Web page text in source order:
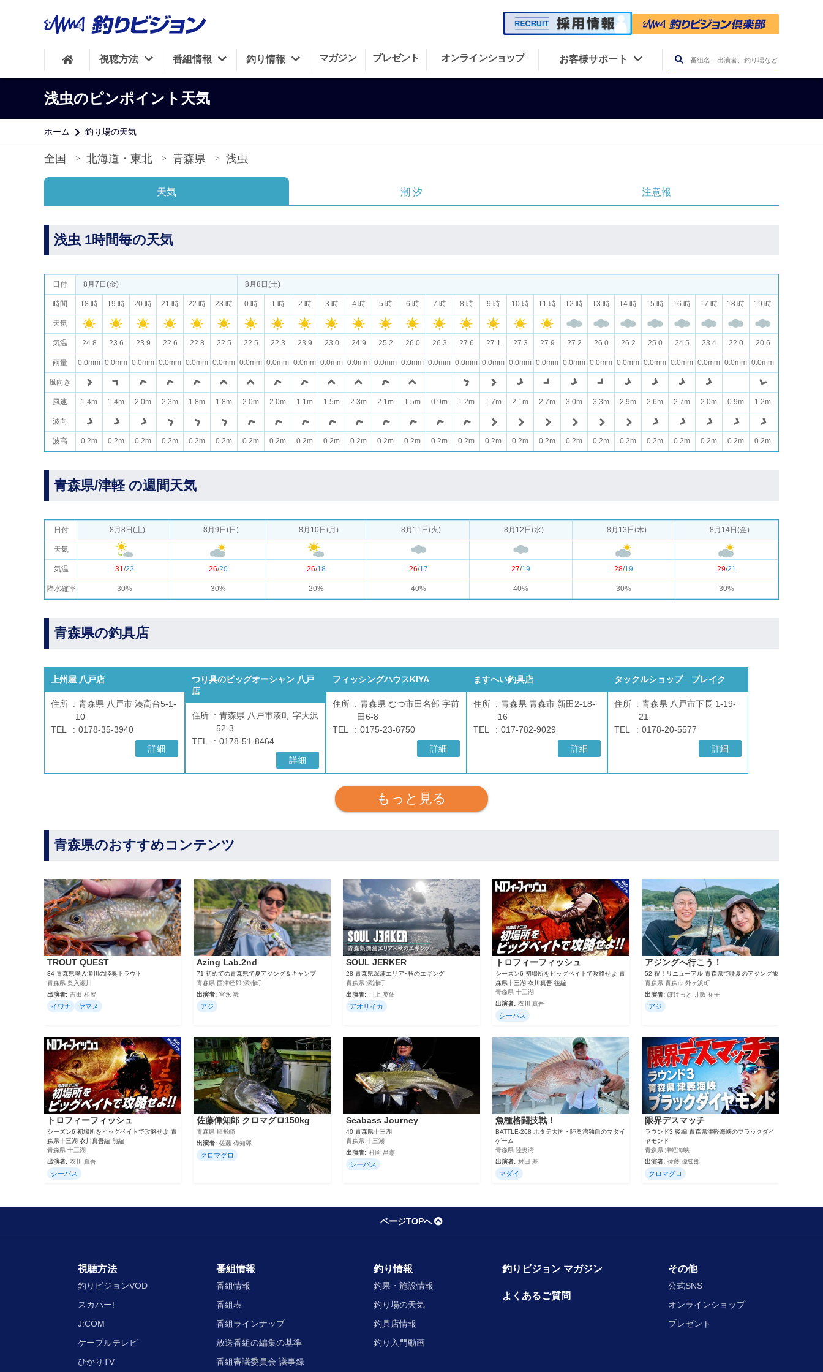
視聴方法 番組情報 釣り情報 マガジン プレゼント オンラインショップ お客様サポート
浅虫のピンポイント天気
ホーム 釣り場の天気
全国 北海道・東北 青森県 浅虫
天気 潮 汐 注意報
浅虫 1時間毎の天気
日付
時間
天気
気温
雨量
風向き
風速
波向
波高
8月7日(金) 8月8日(土)
18 時 19 時 20 時 21 時 22 時 23 時 0 時 1 時 2 時 3 時 4 時 5 時 6 時 7 時 8 時 9 時 10 時 11 時 12 時 13 時 14 時 15 時 16 時 17 時 18 時 19 時
24.8 23.6 23.9 22.6 22.8 22.5 22.5 22.3 23.9 23.0 24.9 25.2 26.0 26.3 27.6 27.1 27.3 27.9 27.2 26.0 26.2 25.0 24.5 23.4 22.0 20.6
0.0mm 0.0mm 0.0mm 0.0mm 0.0mm 0.0mm 0.0mm 0.0mm 0.0mm 0.0mm 0.0mm 0.0mm 0.0mm 0.0mm 0.0mm 0.0mm 0.0mm 0.0mm 0.0mm 0.0mm 0.0mm 0.0mm 0.0mm 0.0mm 0.0mm 0.0mm
1.4m 1.4m 2.0m 2.3m 1.8m 1.8m 2.0m 2.0m 1.1m 1.5m 2.3m 2.1m 1.5m 0.9m 1.2m 1.7m 2.1m 2.7m 3.0m 3.3m 2.9m 2.6m 2.7m 2.0m 0.9m 1.2m
0.2m 0.2m 0.2m 0.2m 0.2m 0.2m 0.2m 0.2m 0.2m 0.2m 0.2m 0.2m 0.2m 0.2m 0.2m 0.2m 0.2m 0.2m 0.2m 0.2m 0.2m 0.2m 0.2m 0.2m 0.2m 0.2m
青森県/津軽 の週間天気
日付
天気
気温
降水確率
8月8日(土) 8月9日(日) 8月10日(月) 8月11日(火) 8月12日(水) 8月13日(木) 8月14日(金)
31/22 26/20 26/18 26/17 27/19 28/19 29/21
30% 30% 20% 40% 40% 30% 30%
青森県の釣具店
上州屋 八戸店
住所
青森県 八戸市 湊高台5-1-
10
TEL
0178-35-3940
詳細
つり具のビッグオーシャン 八戸
店
住所
青森県 八戸市湊町 字大沢
52-3
TEL
0178-51-8464
詳細
フィッシングハウスKIYA
住所
青森県 むつ市田名部 字前
田6-8
TEL
0175-23-6750
詳細
ますへい釣具店
住所
青森県 青森市 新田2-18-
16
TEL
017-782-9029
詳細
タックルショップ ブレイク
住所
青森県 八戸市下長 1-19-
21
TEL
0178-20-5577
詳細
もっと見る
青森県のおすすめコンテンツ
TROUT QUEST
34 青森県奥入瀬川の陸奥トラウト
青森県 奥入瀬川
出演者: 吉田 和展
イワナ ヤマメ
Azing Lab.2nd
71 初めての青森県で夏アジング＆キャンプ
青森県 西津軽郡 深浦町
出演者: 富永 敦
アジ
SOUL JERKER
28 青森県深浦エリア×秋のエギング
青森県 深浦町
出演者:
川上 英佑
アオリイカ
トロフィーフィッシュ
シーズン6 初場所をビッグベイトで攻略せよ 青
森県十三湖 衣川真吾 後編
青森県 十三湖
出演者: 衣川 真吾
シーバス
アジングへ行こう！
52 祝！リニューアル 青森県で晩夏のアジング旅
青森県 青森市 外ヶ浜町
出演者: ぽけっと,井阪 祐子
アジ
トロフィーフィッシュ
シーズン6 初場所をビッグベイトで攻略せよ 青
森県十三湖 衣川真吾編 前編
青森県 十三湖
出演者: 衣川 真吾
シーバス
佐藤偉知郎 クロマグロ150kg
青森県 龍飛崎
出演者: 佐藤 偉知郎
クロマグロ
Seabass Journey
40 青森県十三湖
青森県 十三湖
出演者: 村岡 昌憲
シーバス
魚種格闘技戦！
BATTLE-268 ホタテ大国・陸奥湾独自のマダイ
ゲーム
青森県 陸奥湾
出演者: 村田 基
マダイ
限界デスマッチ
ラウンド3 後編 青森県津軽海峡のブラックダイ
ヤモンド
青森県 津軽海峡
出演者: 佐藤 偉知郎
クロマグロ
ページTOPへ
視聴方法
釣りビジョンVOD
スカパー!
J:COM
ケーブルテレビ
ひかりTV
番組情報
番組情報
番組表
番組ラインナップ
放送番組の編集の基準
番組審議委員会 議事録
釣り情報
釣果・施設情報
釣り場の天気
釣具店情報
釣り入門動画
釣りビジョン マガジン
よくあるご質問
その他
公式SNS
オンラインショップ
プレゼント